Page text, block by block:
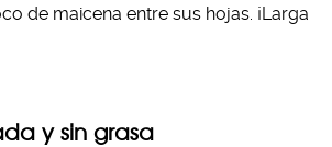
de maicena entre sus hojas. ¡Larga
y sin grasa